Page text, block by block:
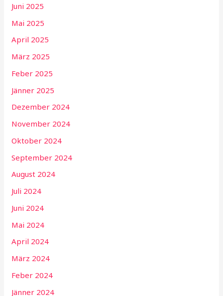
Juni 2025
Mai 2025
April 2025
März 2025
Feber 2025
Jänner 2025
Dezember 2024
November 2024
Oktober 2024
September 2024
August 2024
Juli 2024
Juni 2024
Mai 2024
April 2024
März 2024
Feber 2024
Jänner 2024